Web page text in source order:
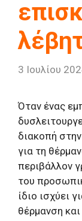
3 Ιουλίου
Όταν ένας
διακοπή
για τη
περιβάλλον
του
ίδιο ισχύει
θέρμανση